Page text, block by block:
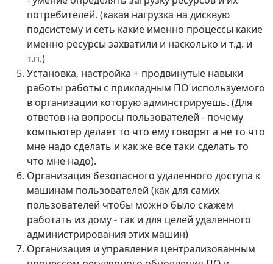
потребителей. (какая нагрузка на дисквую
подсистему и сеть какие именно процессы какие
именно ресурсы захватили и насколько и т.д. и
т.п.)
Установка, настройка + продвинутые навыки
работы работы с прикладным ПО используемого
в организации которую админстрируешь. (Для
ответов на вопросы пользователей - почему
компьютер делает то что ему говорят а не то что
мне надо сделать и как же все таки сделать то
что мне надо).
Организация безопасного удаленного доступа к
машинам пользователей (как для самих
пользователей чтобы можно было скажем
работать из дому - так и для целей удаленного
администрирования этих машин)
Организация и управления централизованным